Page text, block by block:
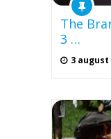
The
3 …
3 august